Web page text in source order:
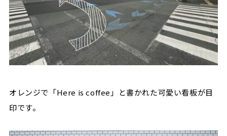
オレンジで「Here is coffee」と書かれた可愛い看板が目
印です。